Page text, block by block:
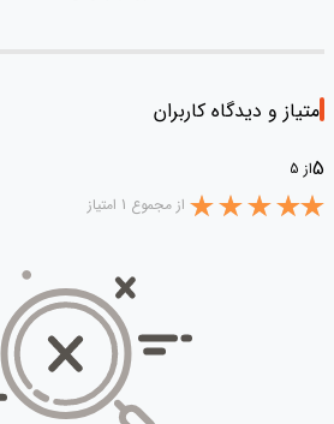
امتیاز و دیدگاه کاربران
5از 5
از مجموع 1 امتیاز